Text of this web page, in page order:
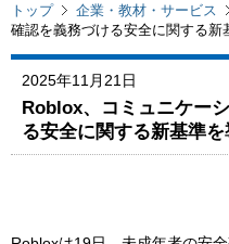
トップ 企業・教材・サービス
確認を義務づける安全に関する新
2025年11月21日
Roblox、コミュニケー
る安全に関する新基準を